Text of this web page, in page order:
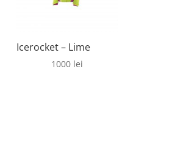
Icerocket – Lime
1000 lei